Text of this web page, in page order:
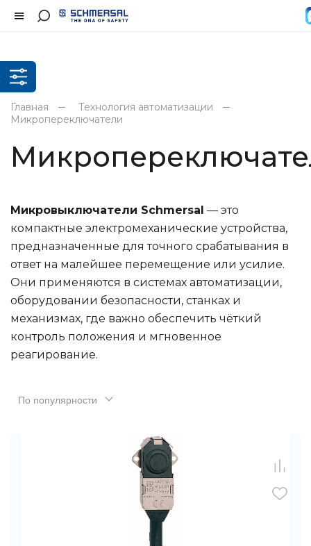
Главная
Технология автоматизации
Микропереключатели
Микровыключатели Schmersal — это
компактные электромеханические устройства,
предназначенные для точного срабатывания в
ответ на малейшее перемещение или усилие.
Они применяются в системах автоматизации,
оборудовании безопасности, станках и
механизмах, где важно обеспечить чёткий
контроль положения и мгновенное
реагирование.
По популярности